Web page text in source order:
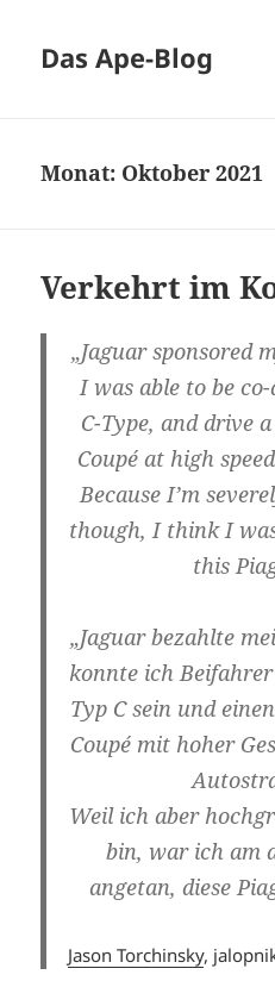
Das Ape-Blog
Monat: Oktober 2021
Verkehrt im
„Jaguar sponsored
I was able to be
C-Type, and drive
Coupé at high
Because I’m
though, I think I
this
„Jaguar bezahlte
konnte ich
Typ C sein und
Coupé mit hoher
Weil ich aber
bin, war ich am
angetan, diese
Jason Torchinsky,